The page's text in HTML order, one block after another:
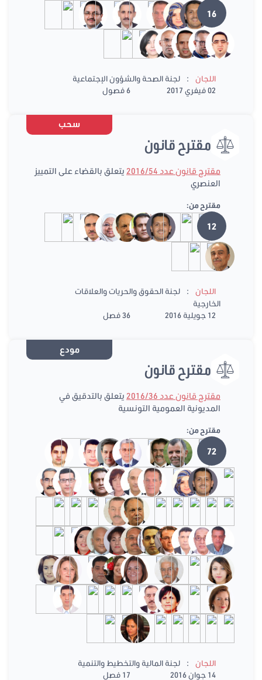
16
اللجان :
لجنة الصحة والشؤون الإجتماعية
02 فيفري 2017
6 فصول
سحب
مقترح قانون
مقترح قانون عدد 2016/54
يتعلق بالقضاء على التمييز
العنصري
مقترح من:
12
اللجان :
لجنة الحقوق والحريات والعلاقات
الخارجية
12 جويلية 2016
36 فصل
مودع
مقترح قانون
مقترح قانون عدد 2016/36
يتعلق بالتدقيق في
المديونية العمومية التونسية
مقترح من:
72
اللجان :
لجنة المالية والتخطيط والتنمية
14 جوان 2016
17 فصل